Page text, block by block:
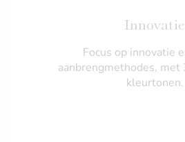
Innovatie
Focus op innovatie
aanbrengmethodes,
kleurtonen.